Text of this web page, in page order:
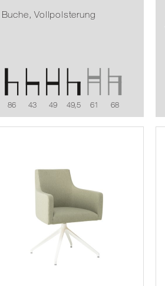
Buche, Vollpolsterung
86 43 49 49,5 61 68